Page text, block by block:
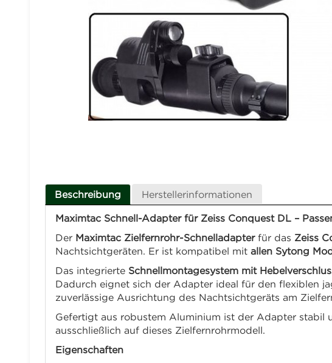
Beschreibung Herstellerinformationen
Maximtac Schnell-Adapter für Zeiss Conquest DL –
Der Maximtac Zielfernrohr-Schnelladapterfür das Zeiss
Nachtsichtgeräten. Er ist kompatibel mit allen Sytong
Das integrierte Schnellmontagesystem mit
Dadurch eignet sich der Adapter ideal für den flexiblen
zuverlässige Ausrichtung des Nachtsichtgeräts am
Gefertigt aus robustem Aluminium ist der Adapter stabil
ausschließlich auf dieses Zielfernrohrmodell.
Eigenschaften